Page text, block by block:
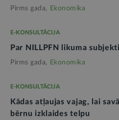
Pirms gada, Ekonomika
E-KONSULTĀCIJA
Par NILLPFN likuma
Pirms gada, Ekonomika
E-KONSULTĀCIJA
Kādas atļaujas vajag, lai
bērnu izklaides telpu